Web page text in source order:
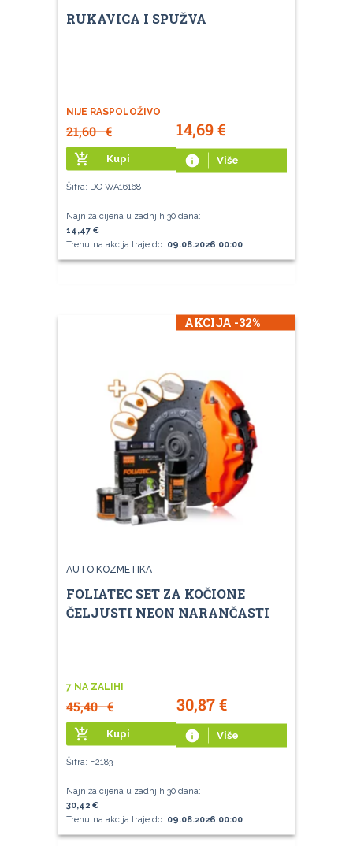
RUKAVICA I SPUŽVA
NIJE RASPOLOŽIVO
21,60€ 14,69€
add_shopping_cart Kupi info Više
Šifra: DO WA16168
Najniža cijena u zadnjih 30 dana:
14,47 €
Trenutna akcija traje do: 09.08.2026 00:00
AKCIJA -32%
AUTO KOZMETIKA
FOLIATEC SET ZA KOČIONE
ČELJUSTI NEON NARANČASTI
7 NA ZALIHI
45,40€ 30,87€
add_shopping_cart Kupi info Više
Šifra: F2183
Najniža cijena u zadnjih 30 dana:
30,42 €
Trenutna akcija traje do: 09.08.2026 00:00